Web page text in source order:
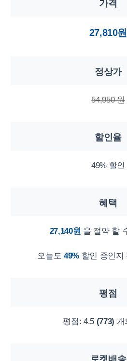
가격
27,810원
정상가
54,950 원
할인율
49% 할인
혜택
27,140원 을 절약 할
오늘도 49%할인 중인지
평점
평점: 4.5 (773) 개